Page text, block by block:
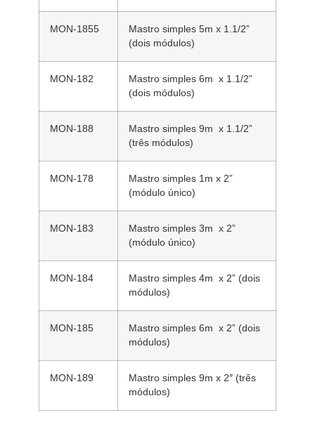
MON-1855
Mastro simples 5m x 1.1/2”
(dois módulos)
MON-182
Mastro simples 6m x 1.1/2”
(dois módulos)
MON-188
Mastro simples 9m x 1.1/2”
(três módulos)
MON-178
Mastro simples 1m x 2”
(módulo único)
MON-183
Mastro simples 3m x 2”
(módulo único)
MON-184
Mastro simples 4m x 2” (dois
módulos)
MON-185
Mastro simples 6m x 2” (dois
módulos)
MON-189
Mastro simples 9m x 2″ (três
módulos)